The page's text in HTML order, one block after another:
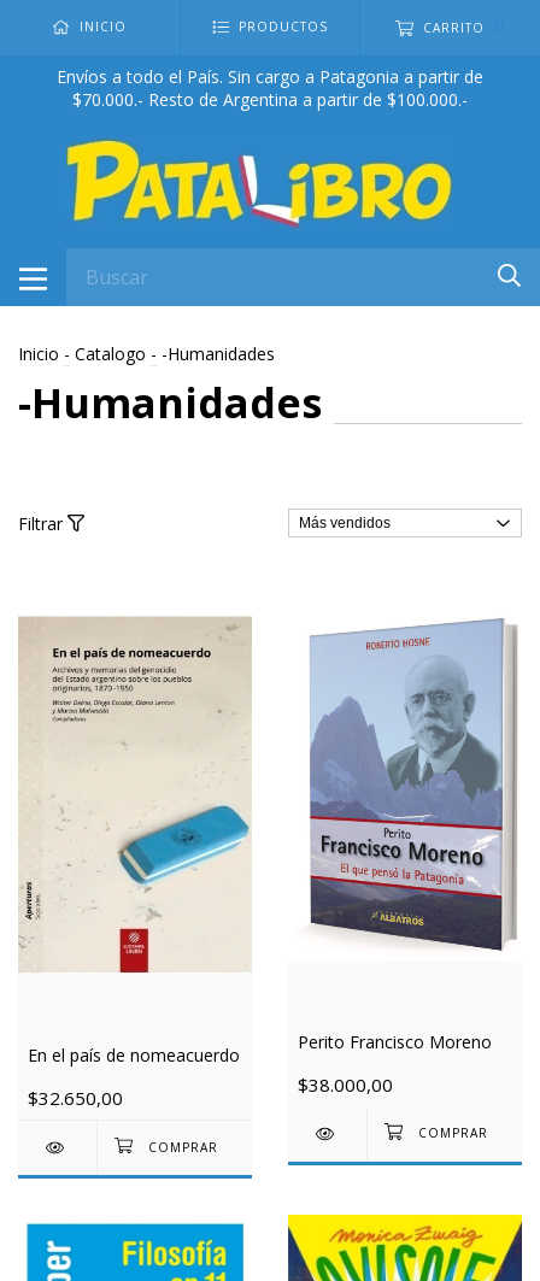
INICIO PRODUCTOS CARRITO
Envíos a todo el País. Sin cargo a Patagonia a partir de
$70.000.- Resto de Argentina a partir de $100.000.-
Inicio - Catalogo - -Humanidades
-Humanidades
Filtrar
En el país de nomeacuerdo
$32.650,00
Perito Francisco Moreno
$38.000,00